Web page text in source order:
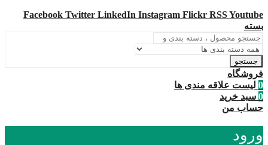
Facebook Twitter LinkedIn Instagram Flickr RSSYoutube
بسته
جستجو
فروشگاه
0 لیست علاقه مندی ها
0 سبد خرید
حساب من
ورود